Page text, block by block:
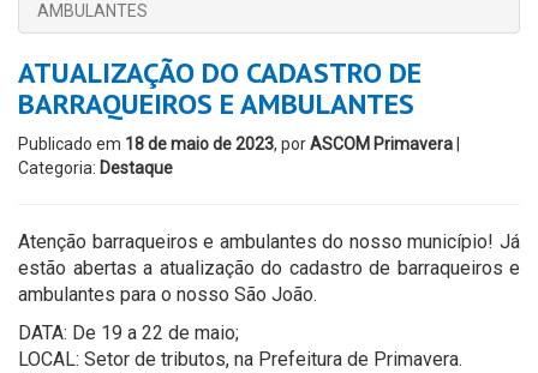
AMBULANTES
ATUALIZAÇÃO DO CADASTRO DE
BARRAQUEIROS E AMBULANTES
Publicado em 18 de maio de 2023, porASCOM Primavera
Categoria: Destaque
Atenção barraqueiros e ambulantes do nosso município! Já
estão abertas a atualização do cadastro de barraqueiros e
ambulantes para o nosso São João.
DATA: De 19 a 22 de maio;
LOCAL: Setor de tributos, na Prefeitura de Primavera.